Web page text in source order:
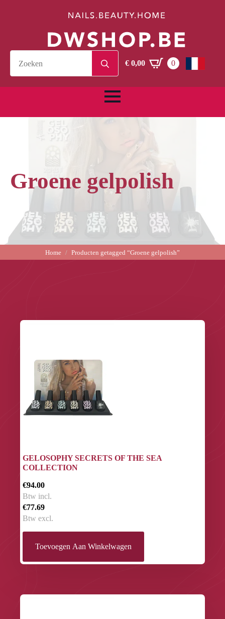
for:€0,00 0
Groene gelpolish
Home Producten getagged “Groene gelpolish”
GELOSOPHY SECRETS OF THE SEA
COLLECTION
€94.00
Btw incl.
€77.69
Btw excl.
Toevoegen Aan Winkelwagen